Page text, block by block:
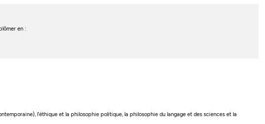
en :
l’éthique et la philosophie politique, la philosophie du langage et des sciences et la